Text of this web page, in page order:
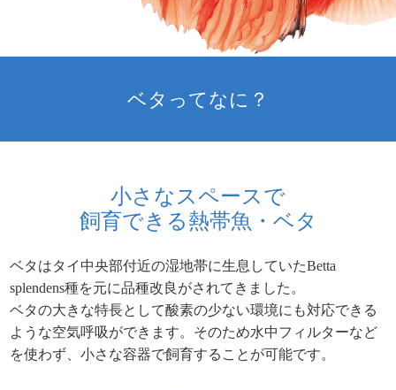
ベタってなに？
小さなスペースで
飼育できる熱帯魚・ベタ
ベタはタイ中央部付近の湿地帯に生息していたBetta
splendens種を元に品種改良がされてきました。
ベタの大きな特長として酸素の少ない環境にも対応できる
ような空気呼吸ができます。そのため水中フィルターなど
を使わず、小さな容器で飼育することが可能です。